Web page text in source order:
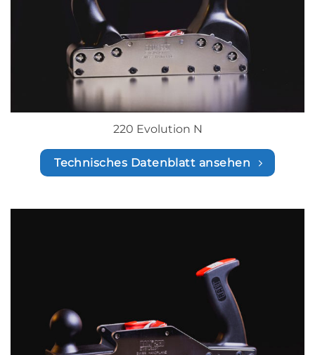
220 Evolution N
Technisches Datenblatt ansehen